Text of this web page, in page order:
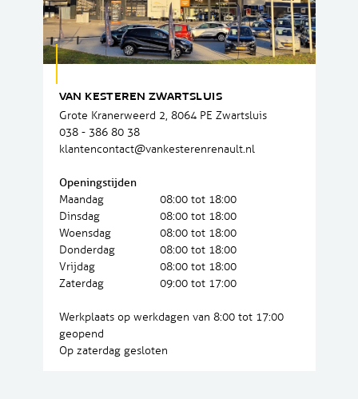
VAN KESTEREN ZWARTSLUIS
Grote Kranerweerd 2, 8064 PE Zwartsluis
038 - 386 80 38
klantencontact@vankesterenrenault.nl
Openingstijden
Maandag
08:00 tot 18:00
Dinsdag
08:00 tot 18:00
Woensdag
08:00 tot 18:00
Donderdag
08:00 tot 18:00
Vrijdag
08:00 tot 18:00
Zaterdag
09:00 tot 17:00
Werkplaats op werkdagen van 8:00 tot 17:00
geopend
Op zaterdag gesloten